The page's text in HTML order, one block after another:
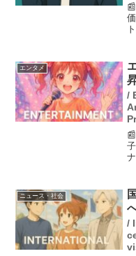
エンタメ
/
ニュース・社会
/